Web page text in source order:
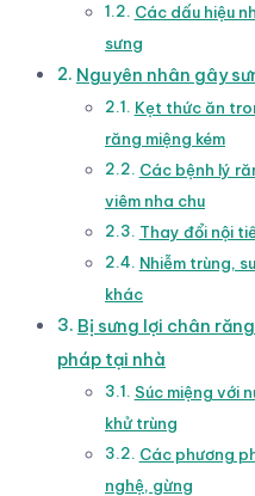
Các dấu hiệu
sưng
Nguyên nhân gây
Kẹt thức ăn
răng miệng kém
Các bệnh lý
viêm nha chu
Thay đổi nội
Nhiễm trùng,
khác
Bị sưng lợi chân
pháp tại nhà
Súc miệng với
khử trùng
Các phương
nghệ, gừng